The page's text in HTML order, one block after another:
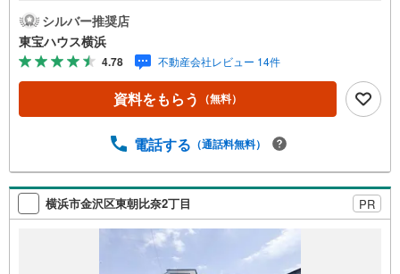
○暮らしの中心となるLDKは18.7帖の広々とした空間○全居
室2面採光、5帖以上の明るくゆとりある室内＝＝＝＝＝＝
＝＝＝＝＝＝＝＝＝提携銀行 横浜銀行利用可変動金利35
年の場合 金利 0.920％（諸条件あり）横浜銀行 提携金
利＝＝＝＝＝＝＝＝＝＝＝＝＝＝＝・年齢制限/20歳以上65
歳以下で完済時満80歳未満の方・返済期間/35年・利率/年
5％（35年）の適用を受けた場合・保証料/0円・事務手数
時点のものであり、実際の適用金利は融資実行時のものと
なります。※金利は年2回見直しされ、5年ごとに調整され
ます（ただし、前返済額の1.25倍が限度）
シルバー推奨店
東宝ハウス横浜
4.78 不動産会社レビュー 14件
資料をもらう （無料）
電話する （通話料無料）
横浜市金沢区東朝比奈2丁目 PR